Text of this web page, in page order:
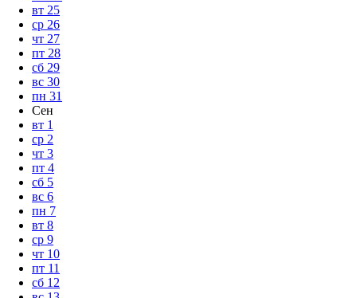
вт 25
ср 26
чт 27
пт 28
сб 29
вс 30
пн 31
Сен
вт 1
ср 2
чт 3
пт 4
сб 5
вс 6
пн 7
вт 8
ср 9
чт 10
пт 11
сб 12